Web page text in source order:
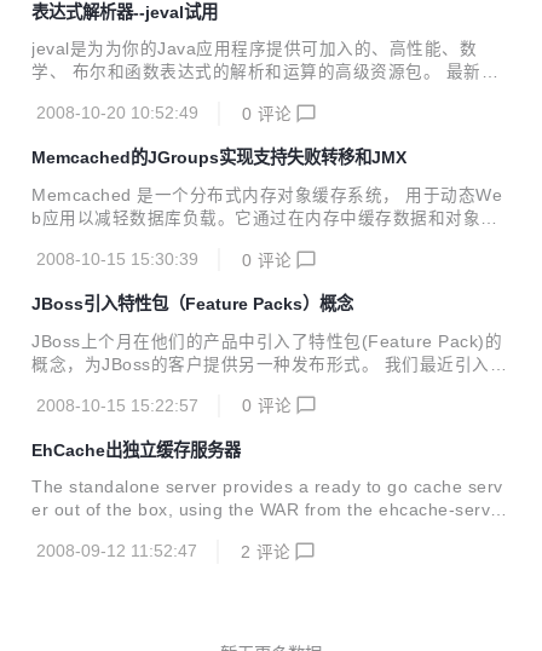
态的 管理所有的子脚本 3.自动堆栈平衡 如果进行对主引擎函
数的调用，则调用结束后无需手动传入参数个数来平衡堆栈，
脚本引擎代劳，防止人为因素的错误发生 4.无限级别函数调用
始化的追踪栈是有限的，所以只支持有限级别的函数调用（比
表达式解析器--jeval试用
jeval是为为你的Java应用程序提供可加入的、高性能、数
学、 布尔和函数表达式的解析和运算的高级资源包。 最新版
This sample shows the basic usage of the JEval Evaluator
rater to single * quote. This constructor will also load all m
ath v...
2008-10-20 10:52:49 0 评论
Memcached的JGroups实现支持失败转移和JMX
Memcached 是一个分布式内存对象缓存系统， 用于动态We
b应用以减轻数据库负载。它通过在内存中缓存数据和对象来
度。Memcached基于的是一个存储键/值对的hashmap。其守
来编写，并通过memcached协议与守护进程通讯。但是它并
不提供冗余（例如，复制其hashmap条目）；当某个服务器S
停止运行和崩溃了，所有存放在S上的键/值对都将丢失。 Bel
一个基于JGroups的memcache...
2008-10-15 15:30:39 0 评论
JBoss引入特性包（Feature Packs）概念
JBoss上个月在他们的产品中引入了特性包(Feature Pack)的
概念，为JBoss的客户提供另一种发布形式。 我们最近引入了
特性/API或者是最近的一些特性/API的更新。特性变化程度和
项，如果你不想要这个功能，直接忽略就好了。 JBoss针对不
同的用户情况支持不同发布形式： 主发布（Major Release）
——包含了API修改、新特性、bug修正和deprecation的发
布。主发布往往是让人觉得最“混乱”的发布形式，原先的特性
完全有可能被删掉了或者取代了。 次...
2008-10-15 15:22:57 0 评论
EhCache出独立缓存服务器
The standalone server provides a ready to go cache serv
er out of the box, using the WAR from the ehcache-server
Start it with java -jar ../lib/ehcache-standalone-server-0.1.j
2008-09-12 11:52:47 2 评论